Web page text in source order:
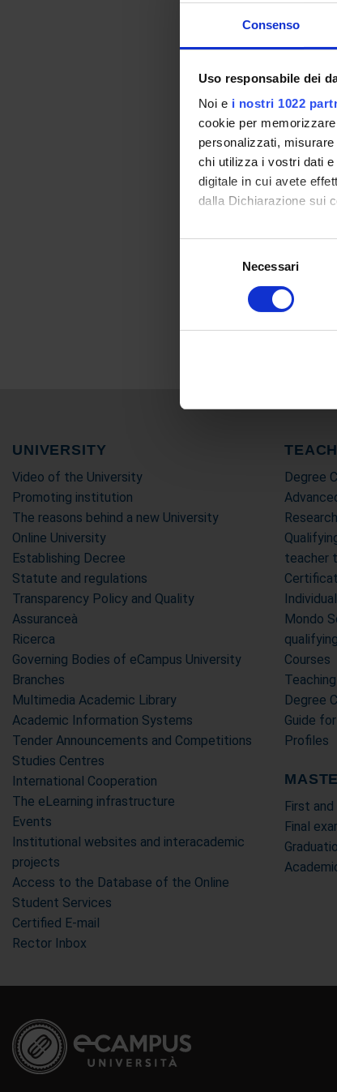
Consenso
Uso responsabile dei
Noi e i nostri 1022
cookie per
personalizzati,
chi utilizza i vostri dati
digitale in cui avete
dalla Dichiarazione sui
Con il tuo consenso,
raccogliere
digitali).
modificare o ritirare il
Necessari
2978.
Prof.
2979.
of
2980.
Local
UNIVERSITY
Video of the University
Promoting institution
The reasons behind a new University
Online University
Establishing Decree
Statute and regulations
Transparency Policy and Quality
Assuranceà
Ricerca
Governing Bodies of eCampus University
Branches
Multimedia Academic Library
Academic Information Systems
Tender Announcements and Competitions
Studies Centres
International Cooperation
The eLearning infrastructure
Events
Institutional websites and interacademic
projects
Access to the Database of the Online
Student Services
Certified E-mail
Rector Inbox
Degree
teacher
Mondo
Courses
Degree
Guide
Profiles
First
Final